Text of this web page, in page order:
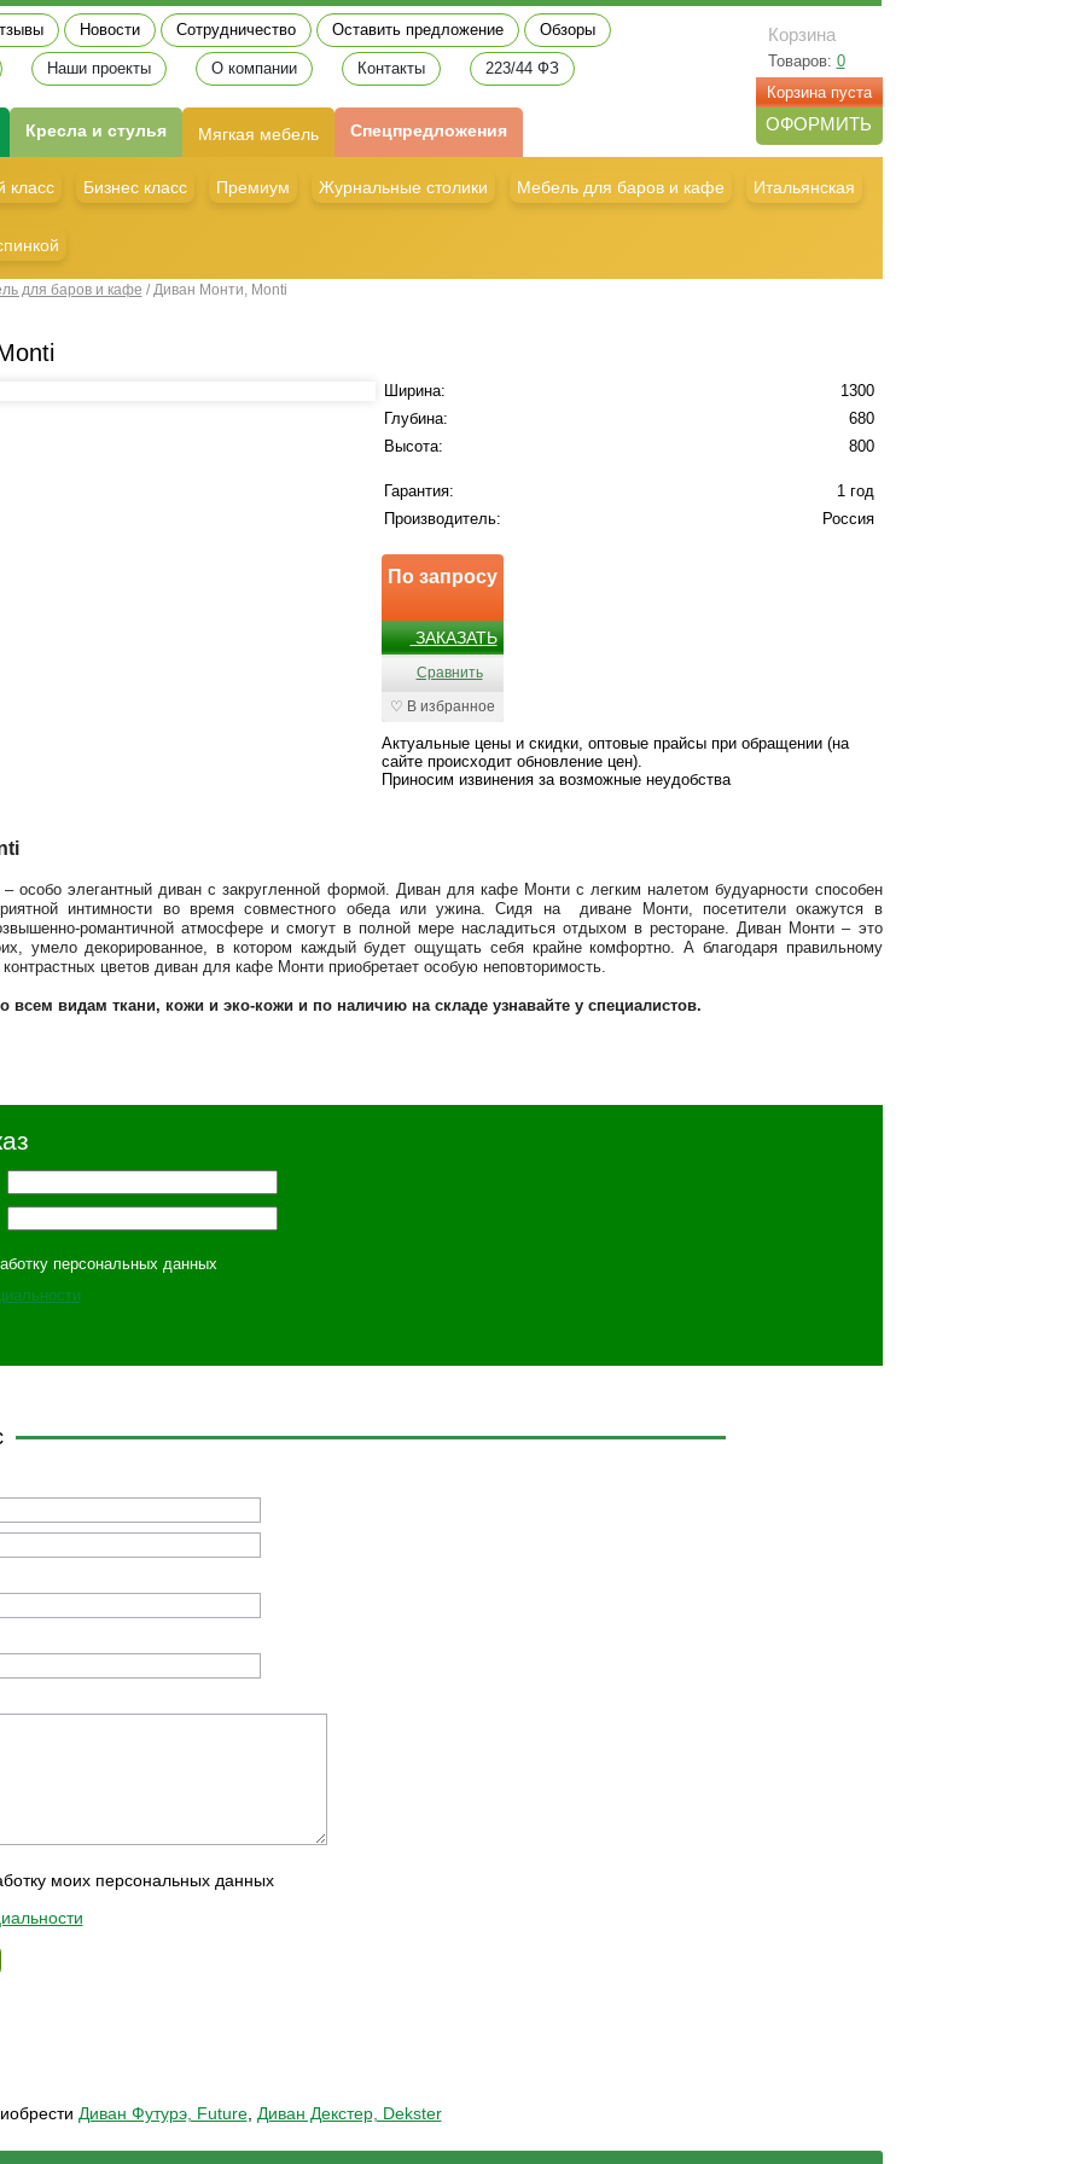
Новости Сотрудничество Оставить предложение Обзоры
Наши проекты О компании Контакты 223/44 ФЗ
Корзина
Товаров: 0
Корзина пуста
ОФОРМИТЬ
Кресла и стулья Мягкая мебель Спецпредложения
класс Бизнес класс Премиум Журнальные столики Мебель для баров и кафе Итальянская
для баров и кафе / Диван Монти, Monti
Ширина:
1300
Глубина:
680
Высота:
800
Гарантия:
1 год
Производитель:
Россия
По запросу
ЗАКАЗАТЬ
Сравнить
♡ В избранное
Актуальные цены и скидки, оптовые прайсы при обращении (на
сайте происходит обновление цен).
Приносим извинения за возможные неудобства
особо элегантный диван с закругленной формой. Диван для кафе Монти с легким налетом будуарности способен
интимности во время совместного обеда или ужина. Сидя на диване Монти, посетители окажутся в
романтичной атмосфере и смогут в полной мере насладиться отдыхом в ресторане. Диван Монти – это
умело декорированное, в котором каждый будет ощущать себя крайне комфортно. А благодаря правильному
цветов диван для кафе Монти приобретает особую неповторимость.
всем видам ткани, кожи и эко-кожи и по наличию на складе узнавайте у специалистов.
персональных данных
моих персональных данных
Диван Футурэ, Future, Диван Декстер, Dekster